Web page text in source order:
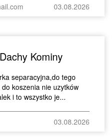
03.08.2026
Kominy
separacyjna,do tego
koszenia nie uzytków
i to wszystko je...
03.08.2026